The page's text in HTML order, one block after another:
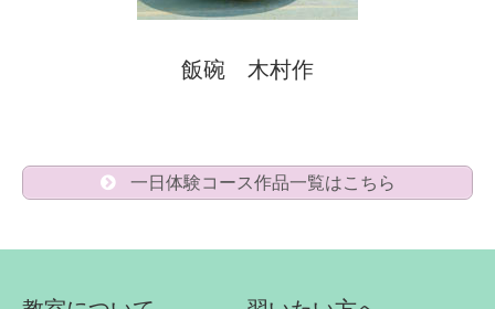
飯碗 木村作
一日体験コース作品一覧はこちら